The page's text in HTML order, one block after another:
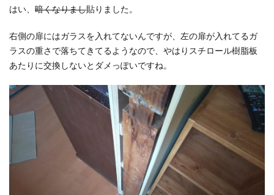
はい、 暗くなりまし貼りました。
右側の扉にはガラスを入れてないんですが、左の扉が入れてるガ
ラスの重さで落ちてきてるようなので、やはりスチロール樹脂板
あたりに交換しないとダメっぽいですね。